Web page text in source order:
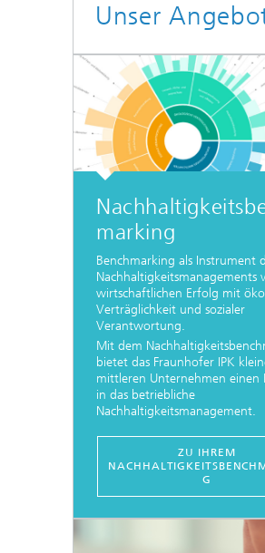
Unser
marking
Benchmarking als Instrument
Nachhaltigkeitsmanagements
wirtschaftlichen Erfolg mit
Verträglichkeit und sozialer
Verantwortung.
Mit dem
bietet das Fraunhofer IPK
mittleren Unternehmen einen
in das betriebliche
Nachhaltigkeitsmanagement.
ZU IHREM
G